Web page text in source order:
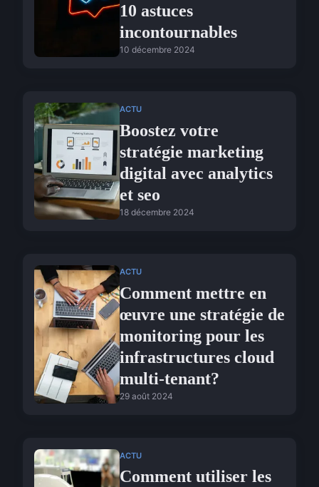
10 astuces
incontournables
10 décembre 2024
ACTU
Boostez votre
stratégie marketing
digital avec analytics
et seo
18 décembre 2024
ACTU
Comment mettre en
œuvre une stratégie de
monitoring pour les
infrastructures cloud
multi-tenant?
29 août 2024
ACTU
Comment utiliser les